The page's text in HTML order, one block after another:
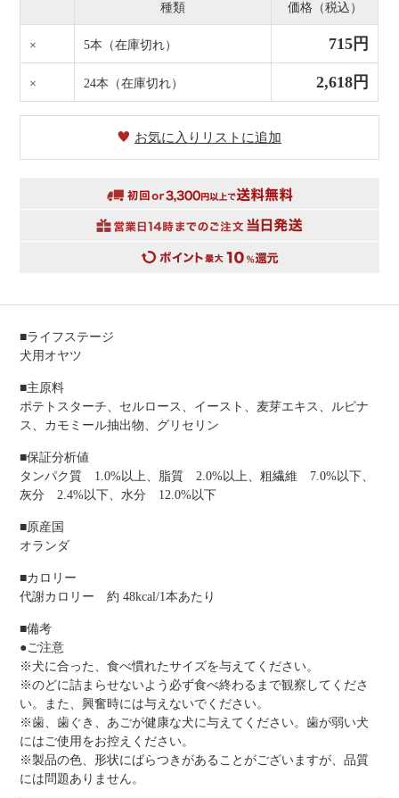
種類 価格（税込）
× 5本 （在庫切れ） 715円
× 24本 （在庫切れ） 2,618円
お気に入りリストに追加
■ライフステージ
犬用オヤツ
■主原料
ポテトスターチ、セルロース、イースト、麦芽エキス、ルピナ
ス、カモミール抽出物、グリセリン
■保証分析値
タンパク質 1.0%以上、脂質 2.0%以上、粗繊維 7.0%以下、
灰分 2.4%以下、水分 12.0%以下
■原産国
オランダ
■カロリー
代謝カロリー 約 48kcal/1本あたり
■備考
●ご注意
※犬に合った、食べ慣れたサイズを与えてください。
※のどに詰まらせないよう必ず食べ終わるまで観察してくださ
い。また、興奮時には与えないでください。
※歯、歯ぐき、あごが健康な犬に与えてください。歯が弱い犬
にはご使用をお控えください。
※製品の色、形状にばらつきがあることがございますが、品質
には問題ありません。